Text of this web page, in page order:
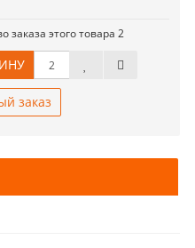
этого товара 2
заказ